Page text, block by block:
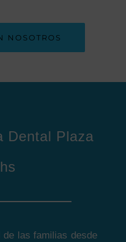
NOSOTROS
Dental Plaza
de las familias desde